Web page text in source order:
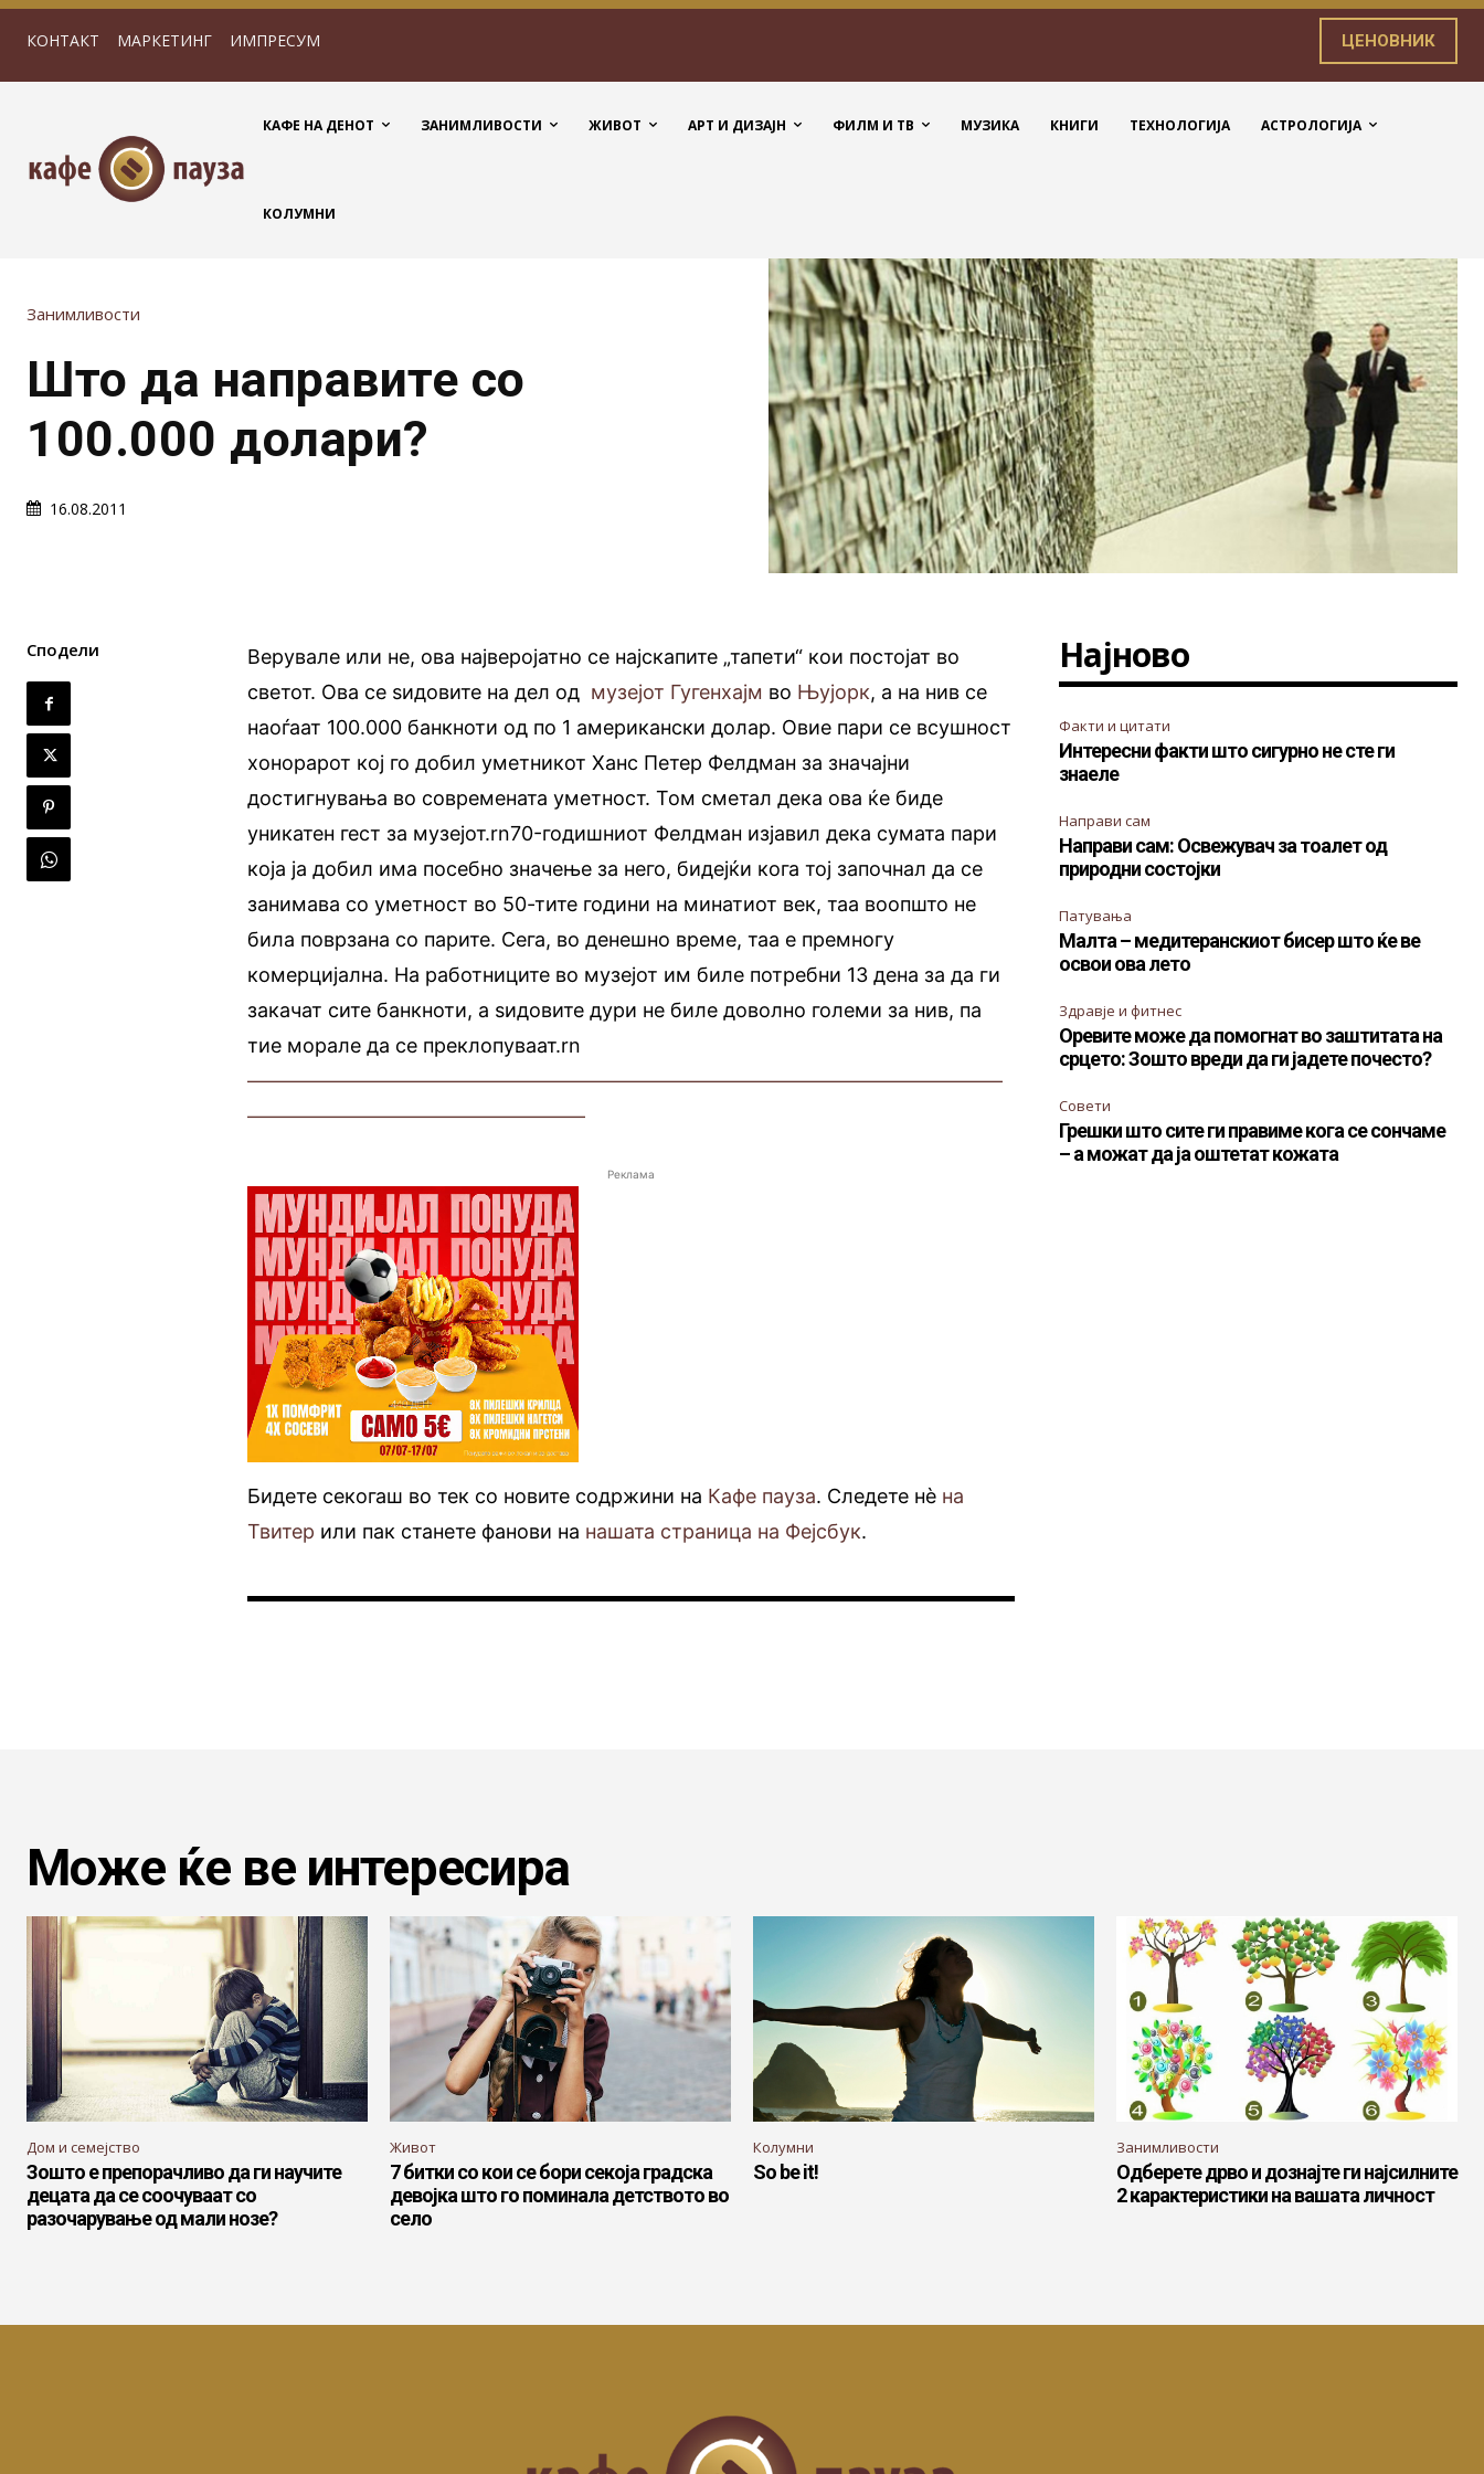
КОНТАКТ МАРКЕТИНГ ИМПРЕСУМ ЦЕНОВНИК
КАФЕ НА ДЕНОТ ЗАНИМЛИВОСТИ ЖИВОТ АРТ И ДИЗАЈН ФИЛМ И ТВ МУЗИКА КНИГИ ТЕХНОЛОГИЈА АСТРОЛОГИЈА
КОЛУМНИ
Занимливости
Што да направите со
100.000 долари?
16.08.2011
Сподели
Верувале или не, ова најверојатно се најскапите „тапети“ кои постојат во
светот. Ова се ѕидовите на дел од музејот Гугенхајм во Њујорк, а на нив се
наоѓаат 100.000 банкноти од по 1 американски долар. Овие пари се всушност
хонорарот кој го добил уметникот Ханс Петер Фелдман за значајни
достигнувања во современата уметност. Том сметал дека ова ќе биде
уникатен гест за музејот.rn70-годишниот Фелдман изјавил дека сумата пари
која ја добил има посебно значење за него, бидејќи кога тој започнал да се
занимава со уметност во 50-тите години на минатиот век, таа воопшто не
била поврзана со парите. Сега, во денешно време, таа е премногу
комерцијална. На работниците во музејот им биле потребни 13 дена за да ги
закачат сите банкноти, а ѕидовите дури не биле доволно големи за нив, па
тие морале да се преклопуваат.rn
——————————————————————————————————————
—————————————————
Реклама
Бидете секогаш во тек со новите содржини на Кафе пауза. Следете нè на
Твитер или пак станете фанови на нашата страница на Фејсбук.
Најново
Факти и цитати
Интересни факти што сигурно не сте ги
знаеле
Направи сам
Направи сам: Освежувач за тоалет од
природни состојки
Патувања
Малта – медитеранскиот бисер што ќе ве
освои ова лето
Здравје и фитнес
Оревите може да помогнат во заштитата на
срцето: Зошто вреди да ги јадете почесто?
Совети
Грешки што сите ги правиме кога се сончаме
– а можат да ја оштетат кожата
Може ќе ве интересира
Дом и семејство
Зошто е препорачливо да ги научите
децата да се соочуваат со
разочарување од мали нозе?
Живот
7 битки со кои се бори секоја градска
девојка што го поминала детството во
село
Колумни
So be it!
Занимливости
Одберете дрво и дознајте ги најсилните
2 карактеристики на вашата личност